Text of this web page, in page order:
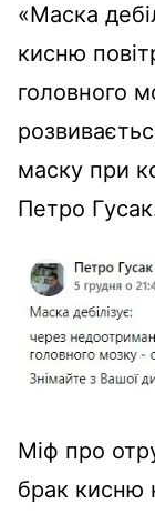
«Маска
кисню
головного
маску при
Петро
Міф про
брак кисню